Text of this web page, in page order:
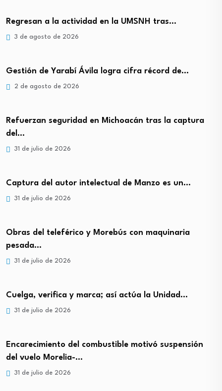
Regresan a la actividad en la UMSNH tras…
3 de agosto de 2026
Gestión de Yarabí Ávila logra cifra récord de…
2 de agosto de 2026
Refuerzan seguridad en Michoacán tras la captura
del…
31 de julio de 2026
Captura del autor intelectual de Manzo es un…
31 de julio de 2026
Obras del teleférico y Morebús con maquinaria
pesada…
31 de julio de 2026
Cuelga, verifica y marca; así actúa la Unidad…
31 de julio de 2026
Encarecimiento del combustible motivó suspensión
del vuelo Morelia-…
31 de julio de 2026